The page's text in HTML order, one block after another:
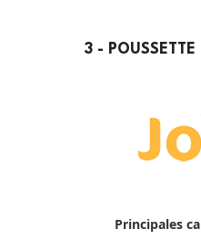
3 - POUSSETTE
Principales